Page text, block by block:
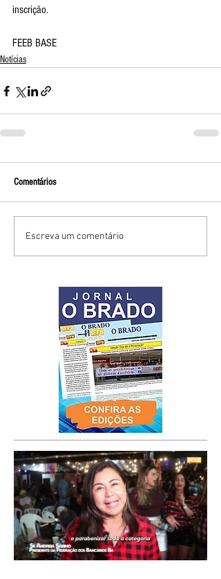
inscrição.
FEEB BASE
Notícias
Comentários
Escreva um comentário